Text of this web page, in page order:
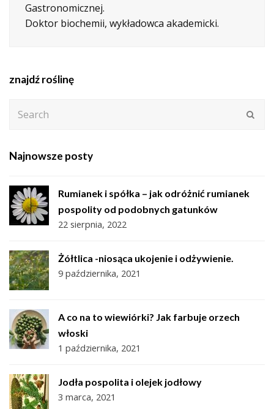
Gastronomicznej.
Doktor biochemii, wykładowca akademicki.
znajdź roślinę
Najnowsze posty
Rumianek i spółka – jak odróżnić rumianek
pospolity od podobnych gatunków
22 sierpnia, 2022
Żółtlica -niosąca ukojenie i odżywienie.
9 października, 2021
A co na to wiewiórki? Jak farbuje orzech
włoski
1 października, 2021
Jodła pospolita i olejek jodłowy
3 marca, 2021